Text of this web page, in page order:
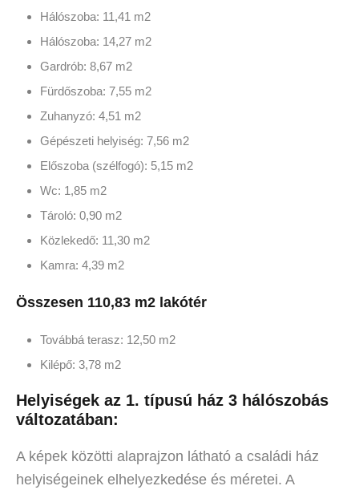
Hálószoba: 11,41 m2
Hálószoba: 14,27 m2
Gardrób: 8,67 m2
Fürdőszoba: 7,55 m2
Zuhanyzó: 4,51 m2
Gépészeti helyiség: 7,56 m2
Előszoba (szélfogó): 5,15 m2
Wc: 1,85 m2
Tároló: 0,90 m2
Közlekedő: 11,30 m2
Kamra: 4,39 m2
Összesen 110,83 m2 lakótér
Továbbá terasz: 12,50 m2
Kilépő: 3,78 m2
Helyiségek az 1. típusú ház 3 hálószobás
változatában:
A képek közötti alaprajzon látható a családi ház
helyiségeinek elhelyezkedése és méretei. A